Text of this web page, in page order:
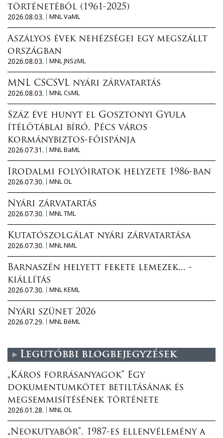
történetéből (1961-2025)
2026.08.03.
MNL VaML
Aszályos évek nehézségei egy megszállt
országban
2026.08.03.
MNL JNSzML
MNL CSCSVL nyári zárvatartás
2026.08.03.
MNL CsML
Száz éve hunyt el Gosztonyi Gyula
ítélőtáblai bíró, Pécs város
kormánybiztos-főispánja
2026.07.31.
MNL BaML
Irodalmi folyóiratok helyzete 1986-ban
2026.07.30.
MNL OL
Nyári zárvatartás
2026.07.30.
MNL TML
Kutatószolgálat nyári zárvatartása
2026.07.30.
MNL NML
Barnaszén helyett fekete lemezek... -
kiállítás
2026.07.30.
MNL KEML
Nyári szünet 2026
2026.07.29.
MNL BéML
Legutóbbi blogbejegyzések
„Káros forrásanyagok” Egy
dokumentumkötet betiltásának és
megsemmisítésének története
2026.01.28.
MNL OL
„Neokutyabőr”. 1987-es ellenvélemény a